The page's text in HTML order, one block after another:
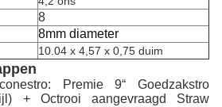
8
8mm diameter
10.04 x 4,57 x 0,75 duim
Premie 9“ Goedzakstro
+ Octrooi aangevraagd Straw